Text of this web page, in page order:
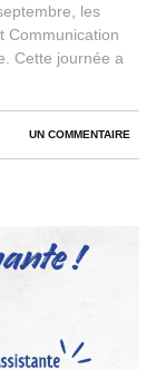
les
Communication
Cette journée a
UN COMMENTAIRE